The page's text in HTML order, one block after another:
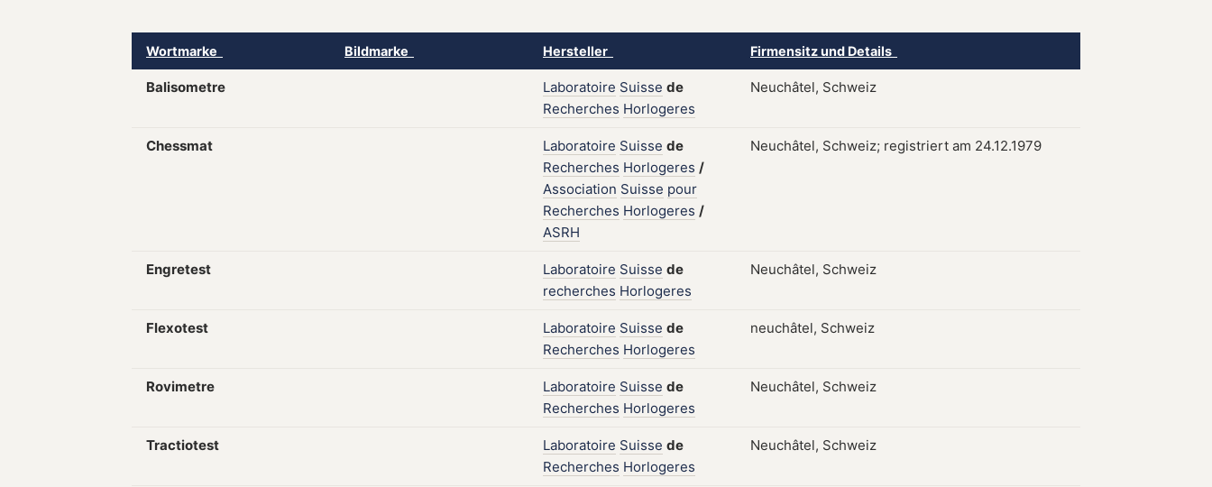
Wortmarke Bildmarke Hersteller Firmensitz und Details
Balisometre Laboratoire Suisse de
Recherches Horlogeres
Neuchâtel, Schweiz
Chessmat Laboratoire Suisse de
Recherches Horlogeres /
Association Suisse pour
Recherches Horlogeres /
ASRH
Neuchâtel, Schweiz; registriert am 24.12.1979
Engretest Laboratoire Suisse de
recherches Horlogeres
Neuchâtel, Schweiz
Flexotest Laboratoire Suisse de
Recherches Horlogeres
neuchâtel, Schweiz
Rovimetre Laboratoire Suisse de
Recherches Horlogeres
Neuchâtel, Schweiz
Tractiotest Laboratoire Suisse de
Recherches Horlogeres
Neuchâtel, Schweiz